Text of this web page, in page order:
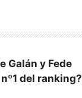
Galán y Fede
del ranking?